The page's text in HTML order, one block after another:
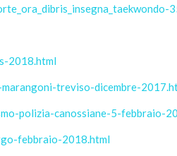
2018.html
treviso-dicembre-
polizia-canossiane-5-febbraio-
febbraio-2018.html